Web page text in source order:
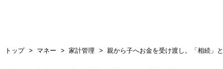
トップ マネー 家計管理 親から子へお金を受け渡し。「相続」